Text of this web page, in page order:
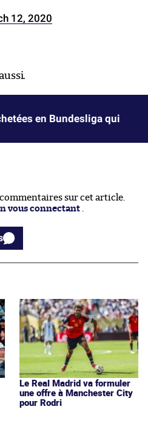
12, 2020
en Bundesliga qui
sur cet article.
vous connectant
Le Real Madrid va formuler
une offre à Manchester City
pour Rodri